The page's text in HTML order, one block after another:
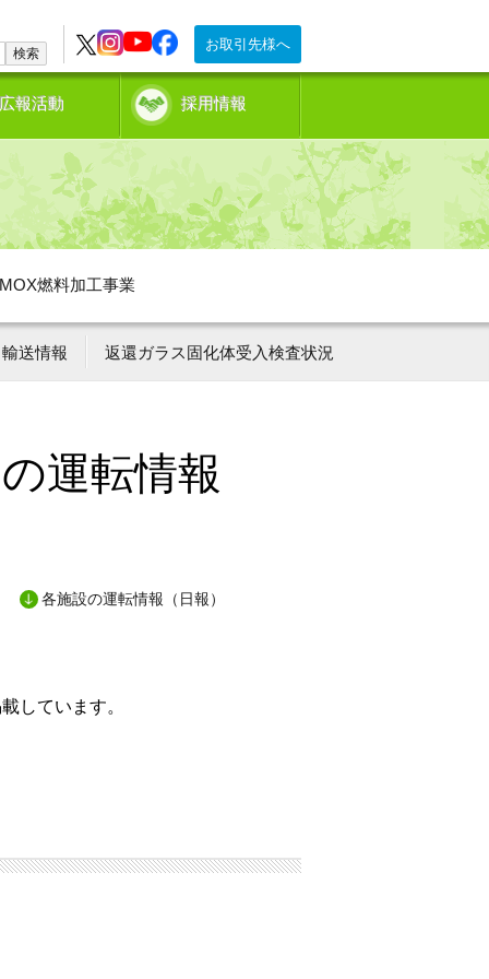
お取引先様へ
検索
報活動 採用情報
燃料加工事業
輸送情報 返還ガラス固化体受入検査状況
運転情報
各施設の運転情報（日報）
しています。